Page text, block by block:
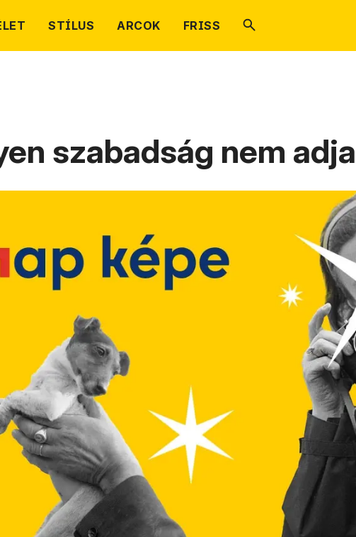
STÍLUS ARCOK FRISS
szabadság nem